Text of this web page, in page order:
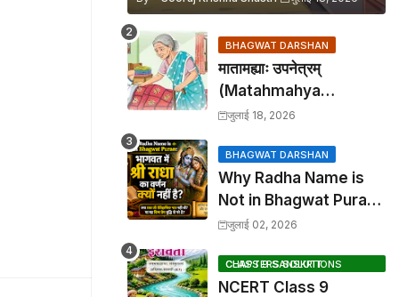
BHAGWAT DARSHAN
मातामह्याः उपनेत्रम्
(Matahmahya
Upanetram) - Class 9
Translation &
Solutions
जुलाई 18, 2026
BHAGWAT DARSHAN
Why Radha Name is
Not in Bhagwat Puran:
भागवत में श्री राधा का वर्णन क्यों
जुलाई 02, 2026
CLASS 9 SANSKRIT CHAPTERS SOLUTIONS
NCERT Class 9